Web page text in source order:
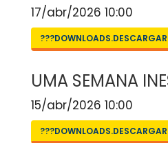
17/abr/2026 10:00
UMA SEMANA
15/abr/2026 10:00